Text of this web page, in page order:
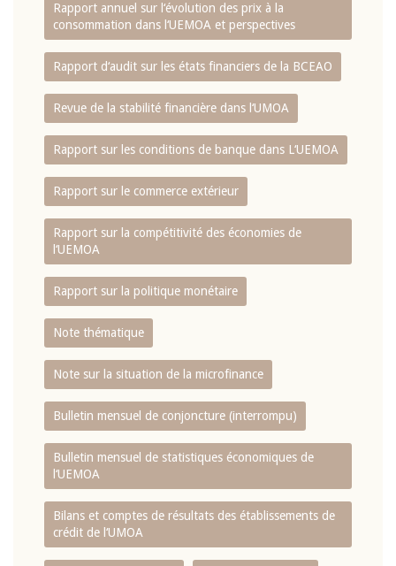
Rapport annuel sur l‘évolution des prix à la
consommation dans l‘UEMOA et perspectives
Rapport d‘audit sur les états financiers de la BCEAO
Revue de la stabilité financière dans l‘UMOA
Rapport sur les conditions de banque dans L‘UEMOA
Rapport sur le commerce extérieur
Rapport sur la compétitivité des économies de
l‘UEMOA
Rapport sur la politique monétaire
Note thématique
Note sur la situation de la microfinance
Bulletin mensuel de conjoncture (interrompu)
Bulletin mensuel de statistiques économiques de
l‘UEMOA
Bilans et comptes de résultats des établissements de
crédit de l‘UMOA